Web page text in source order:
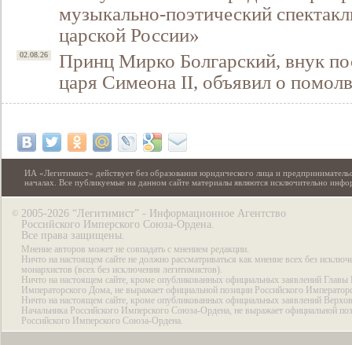
музыкально-поэтический
царской России»
02.08.26
Принц Мирко Болгарский, внук
царя Симеона II, объявил о
ИА «Легитимист» действует без образования юридического лица и
началах. Все публикуемые на данном сайте материалы являются исключительно
© 2005-2026 “Легитимист” - Информационное Агентство
Российского Имперского Союза-Ордена.
Все права защищены.
Мнение авторов может не совпадать с мнением редакции.
Ничто на настоящем сайте не должно рассматриваться как мнение всех без
монархистов (всех без исключения легитимистов).
Ничто на настоящем сайте, кроме опубликованных официальных заявлений Главы
Императорского Дома, не выражает официальной позиции Российского
Ничто на настоящем сайте, кроме опубликованных официальных заявлений
Начальника Российского Имперского Союза-Ордена, не выражает официальной
Российского Имперского Союза-Ордена.